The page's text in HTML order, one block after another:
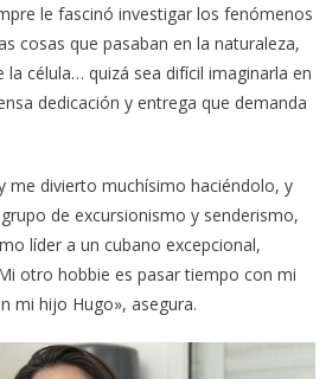
le fascinó investigar los fenómenos
cosas que pasaban en la naturaleza,
célula… quizá sea difícil imaginarla en
dedicación y entrega que demanda
me divierto muchísimo haciéndolo, y
de excursionismo y senderismo,
líder a un cubano excepcional,
otro hobbie es pasar tiempo con mi
mi hijo Hugo», asegura.